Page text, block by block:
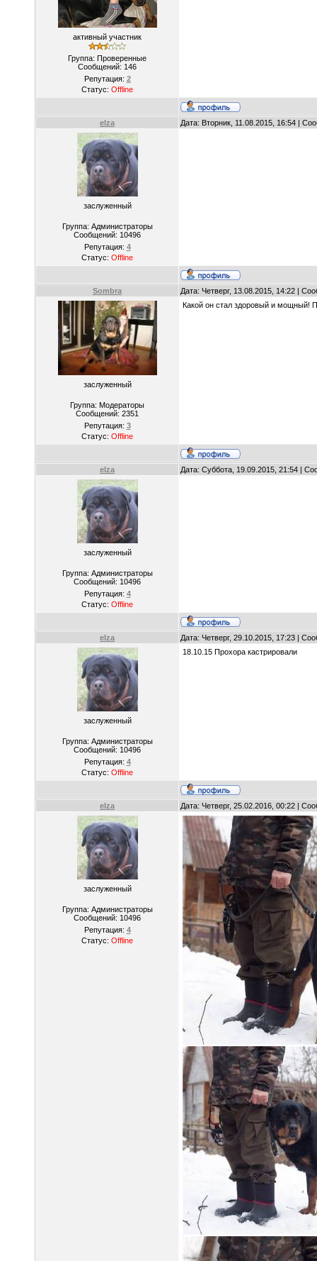
активный участник
Группа: Проверенные
Сообщений: 146
Репутация: 2
Статус: Offline
elza Дата: Вторник, 11.08.2015, 16:54 |
заслуженный
Группа: Администраторы
Сообщений: 10496
Репутация: 4
Статус: Offline
Sombra Дата: Четверг, 13.08.2015, 14:22 |
заслуженный
Группа: Модераторы
Сообщений: 2351
Репутация: 3
Статус: Offline
Какой он стал здоровый и мощный!
elza Дата: Суббота, 19.09.2015, 21:54 |
заслуженный
Группа: Администраторы
Сообщений: 10496
Репутация: 4
Статус: Offline
elza Дата: Четверг, 29.10.2015, 17:23 |
заслуженный
Группа: Администраторы
Сообщений: 10496
Репутация: 4
Статус: Offline
18.10.15 Прохора кастрировали
elza Дата: Четверг, 25.02.2016, 00:22 |
заслуженный
Группа: Администраторы
Сообщений: 10496
Репутация: 4
Статус: Offline